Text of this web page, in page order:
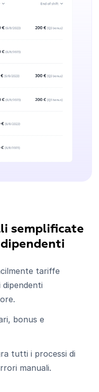
semplificate
tariffe
bonus e
tutti i processi di
manuali.